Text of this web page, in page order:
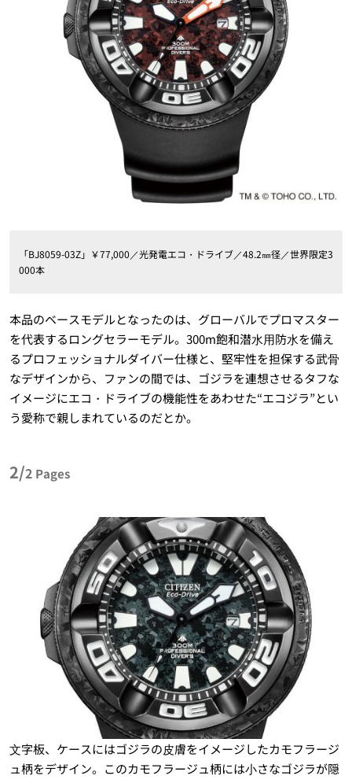
「BJ8059-03Z」￥77,000／光発電エコ・ドライブ／48.2㎜径／世界限定3
000本
本品のベースモデルとなったのは、グローバルでプロマスター
を代表するロングセラーモデル。300m飽和潜⽔⽤防⽔を備え
るプロフェッショナルダイバー仕様と、堅牢性を担保する武⾻
なデザインから、ファンの間では、ゴジラを連想させるタフな
イメージにエコ・ドライブの機能性をあわせた“エコジラ”とい
う愛称で親しまれているのだとか。
2/2 Pages
⽂字板、ケースにはゴジラの⽪膚をイメージしたカモフラージ
ュ柄をデザイン。このカモフラージュ柄には⼩さなゴジラが隠